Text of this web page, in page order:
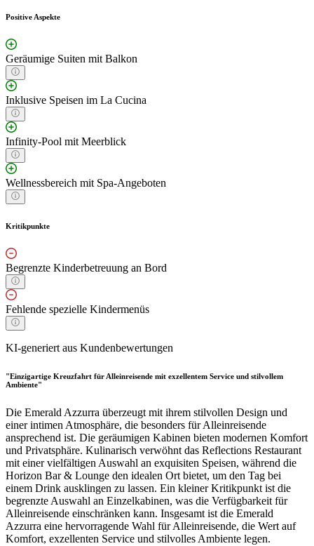
Positive Aspekte
Geräumige Suiten mit Balkon
Inklusive Speisen im La Cucina
Infinity-Pool mit Meerblick
Wellnessbereich mit Spa-Angeboten
Kritikpunkte
Begrenzte Kinderbetreuung an Bord
Fehlende spezielle Kindermenüs
KI-generiert aus Kundenbewertungen
"Einzigartige Kreuzfahrt für Alleinreisende mit exzellentem Service und stilvollem
Ambiente"
Die Emerald Azzurra überzeugt mit ihrem stilvollen Design und
einer intimen Atmosphäre, die besonders für Alleinreisende
ansprechend ist. Die geräumigen Kabinen bieten modernen Komfort
und Privatsphäre. Kulinarisch verwöhnt das Reflections Restaurant
mit einer vielfältigen Auswahl an exquisiten Speisen, während die
Horizon Bar & Lounge den idealen Ort bietet, um den Tag bei
einem Drink ausklingen zu lassen. Ein kleiner Kritikpunkt ist die
begrenzte Auswahl an Einzelkabinen, was die Verfügbarkeit für
Alleinreisende einschränken kann. Insgesamt ist die Emerald
Azzurra eine hervorragende Wahl für Alleinreisende, die Wert auf
Komfort, exzellenten Service und stilvolles Ambiente legen.